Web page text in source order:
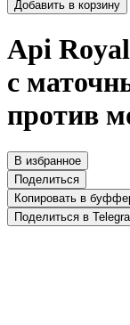
Добавить в корзину
Api
с
против
В избранное
Поделиться
Копировать в
Поделиться в